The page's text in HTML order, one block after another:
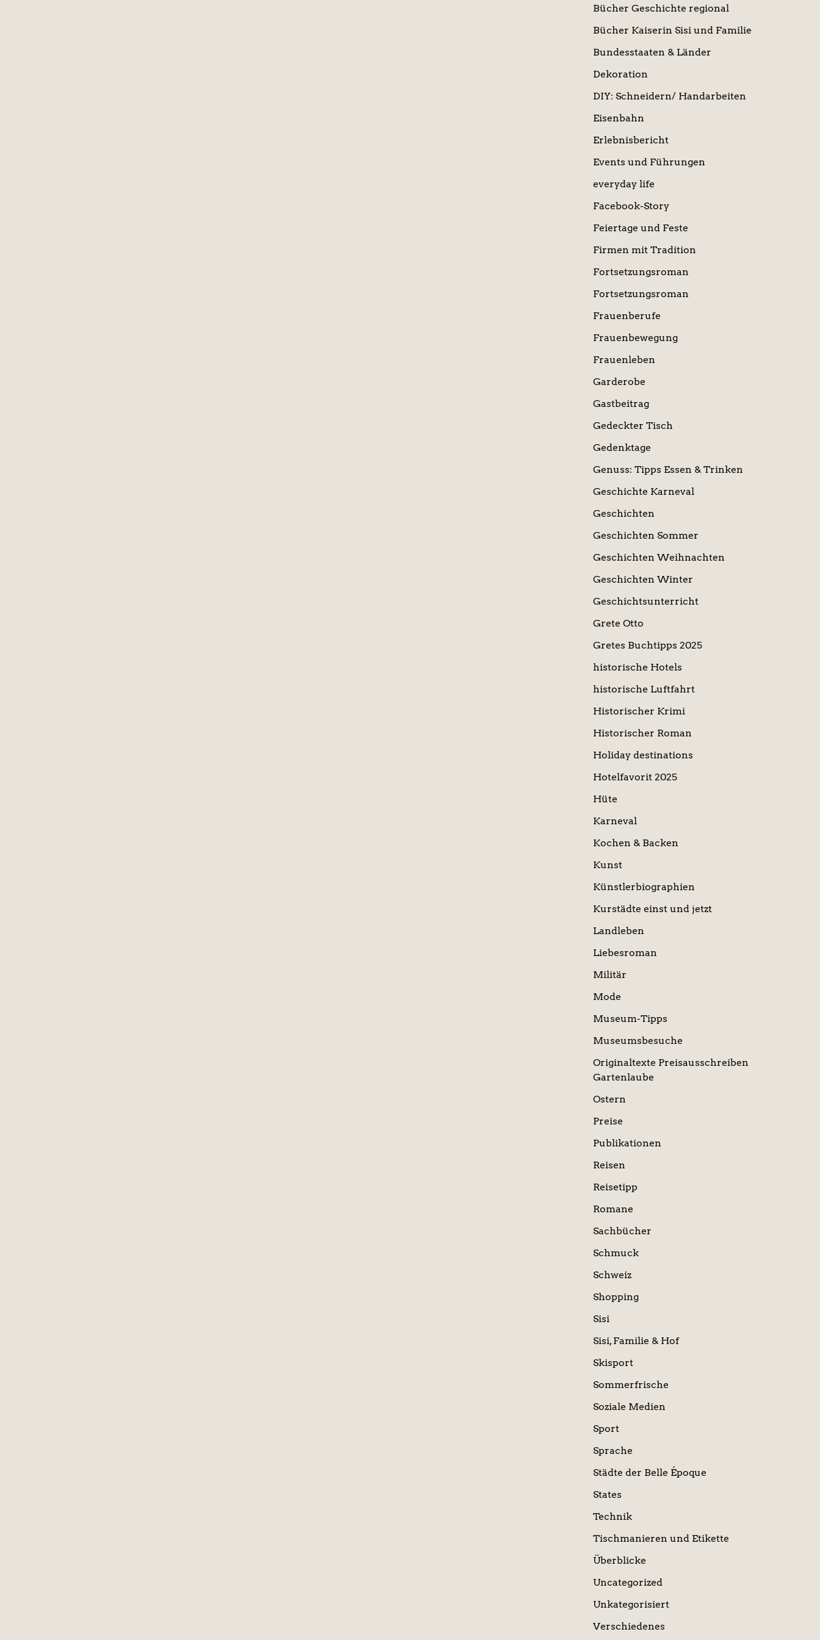
Bücher Geschichte regional
Bücher Kaiserin Sisi und Familie
Bundesstaaten & Länder
Dekoration
DIY: Schneidern/ Handarbeiten
Eisenbahn
Erlebnisbericht
Events und Führungen
everyday life
Facebook-Story
Feiertage und Feste
Firmen mit Tradition
Fortsetzungsroman
Fortsetzungsroman
Frauenberufe
Frauenbewegung
Frauenleben
Garderobe
Gastbeitrag
Gedeckter Tisch
Gedenktage
Genuss: Tipps Essen & Trinken
Geschichte Karneval
Geschichten
Geschichten Sommer
Geschichten Weihnachten
Geschichten Winter
Geschichtsunterricht
Grete Otto
Gretes Buchtipps 2025
historische Hotels
historische Luftfahrt
Historischer Krimi
Historischer Roman
Holiday destinations
Hotelfavorit 2025
Hüte
Karneval
Kochen & Backen
Kunst
Künstlerbiographien
Kurstädte einst und jetzt
Landleben
Liebesroman
Militär
Mode
Museum-Tipps
Museumsbesuche
Originaltexte Preisausschreiben
Gartenlaube
Ostern
Preise
Publikationen
Reisen
Reisetipp
Romane
Sachbücher
Schmuck
Schweiz
Shopping
Sisi
Sisi, Familie & Hof
Skisport
Sommerfrische
Soziale Medien
Sport
Sprache
Städte der Belle Époque
States
Technik
Tischmanieren und Etikette
Überblicke
Uncategorized
Unkategorisiert
Verschiedenes